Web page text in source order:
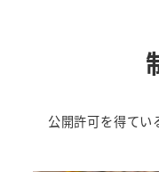
公開許可を得てい